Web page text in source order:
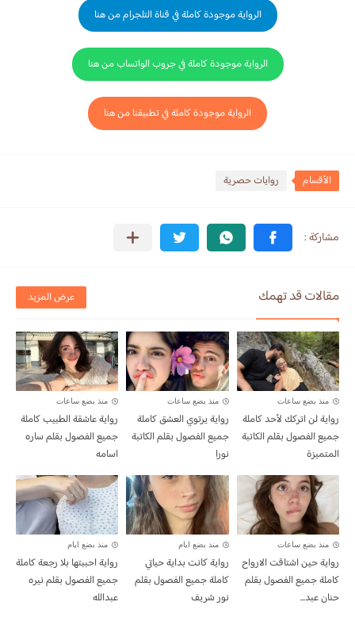
الرواية موجودة كاملة في قناة التلجرام من هنا
الرواية موجودة كاملة في جروب الواتساب من هنا
الرواية موجودة كاملة في تطبيقنا من هنا
الأقسام روايات حصرية
مقالات قد تهمك عرض المزيد
منذ بضع ساعات
رواية لن اتركك لأحد كاملة
جميع الفصول بقلم الكاتبة
المتميزة
منذ بضع ساعات
رواية يرتوي العشق كاملة
جميع الفصول بقلم الكاتبة
نورا
منذ بضع ساعات
رواية عاشقة الطبيب كاملة
جميع الفصول بقلم ساره
اسامه
منذ بضع ساعات
رواية حين اشتاقت الارواح
كاملة جميع الفصول بقلم
حنان عبد...
منذ بضع ايام
رواية كانت بداية حياتي
كاملة جميع الفصول بقلم
نور شريف
منذ بضع ايام
رواية احببتها بلا رجعة كاملة
جميع الفصول بقلم نيره
عبدالله